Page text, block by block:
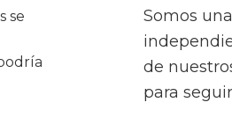
se
Somos
de
para